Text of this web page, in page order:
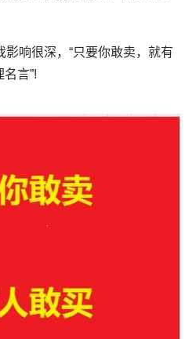
响很深，“只要你敢卖，就有
名言”!